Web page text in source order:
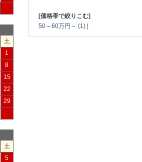
[価格帯で絞りこむ]
50～60万円～ (1) |
土
1
8
15
22
29
土
5